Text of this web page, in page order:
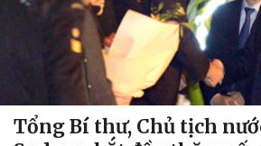
Đảng
Tổ chức nhân sự
Quốc hội
Nhận diện sự thật
Tin 24h
Dự
Giáo
Dấu
Việc làm
Biển
Tổng Bí thư, Chủ tịch